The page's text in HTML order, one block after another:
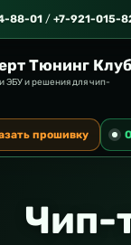
88-01 / +7-921-015-
Тюнинг Клуб
ЭБУ и решения для чип-
прошивку
Чип-